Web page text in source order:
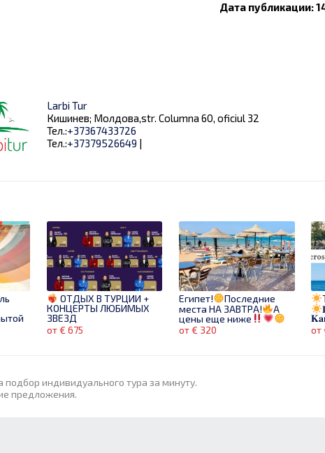
Дата публикации:
Larbi Tur
Кишинев; Молдова,str. Columna 60, oficiul 32
Тел.:+37367433726
Тел.:+37379526649 |
ОТДЫХ В ТУРЦИИ +
КОНЦЕРТЫ ЛЮБИМЫХ
ЗВЕЗД
от € 675
Египет!
Последние
места НА ЗАВТРА!
А
цены еще ниже
От 320€
от € 320
от
подбор индивидуального тура за минуту.
предложения.